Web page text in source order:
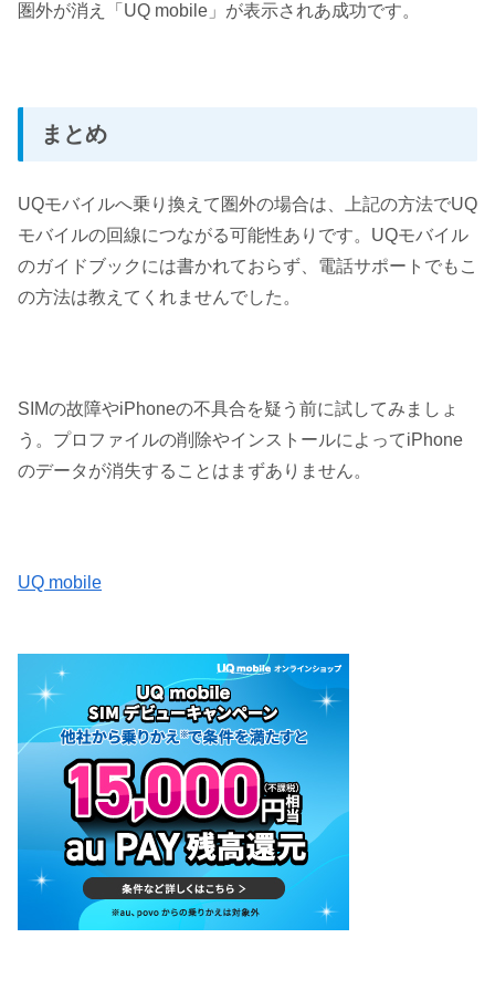
圏外が消え「UQ mobile」が表示されあ成功です。
まとめ
UQモバイルへ乗り換えて圏外の場合は、上記の方法でUQ
モバイルの回線につながる可能性ありです。UQモバイル
のガイドブックには書かれておらず、電話サポートでもこ
の方法は教えてくれませんでした。
SIMの故障やiPhoneの不具合を疑う前に試してみましょ
う。プロファイルの削除やインストールによってiPhone
のデータが消失することはまずありません。
UQ mobile